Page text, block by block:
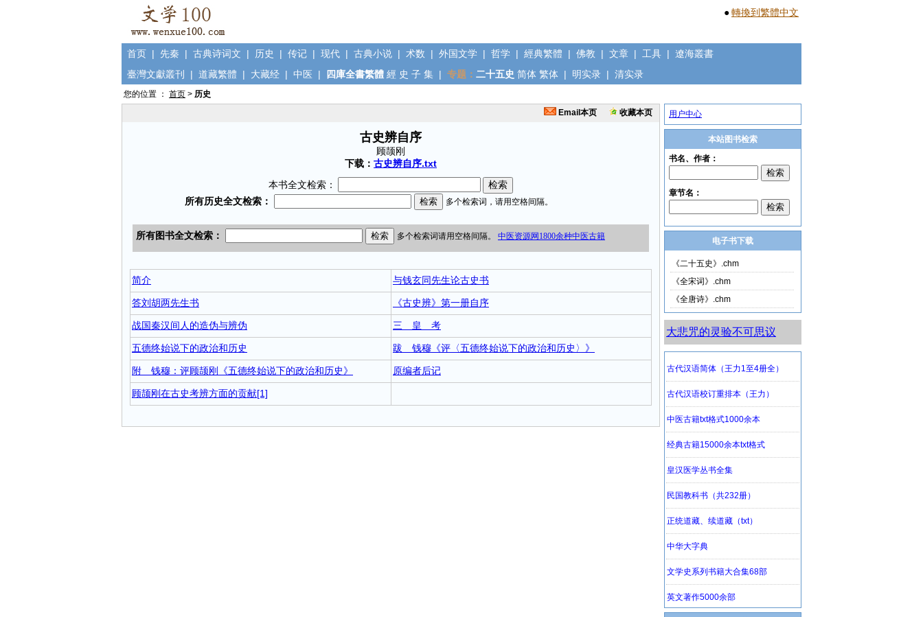
●轉換到繁體中文
首页 | 先秦 | 古典诗词文 | 历史 | 传记 | 现代 | 古典小说 | 术数 | 外国文学 | 哲学 | 經典繁體 | 佛教 | 文章 | 工具 | 遼海叢書
臺灣文獻叢刊
| 道藏繁體 | 大藏经 | 中医 | 四庫全書繁體 經 史 子 集 | 专题： 二十五史 简体 繁体 | 明实录 | 清实录
您的位置 ： 首页 > 历史
Email本页
收藏本页
古史辨自序
顾颉刚
下载： 古史辨自序.txt
本书全文检索：
简介 与钱玄同先生论古史书
答刘胡两先生书 《古史辨》第一册自序
战国秦汉间人的造伪与辨伪 三 皇 考
五德终始说下的政治和历史 跋 钱穆《评〈五德终始说下的政治和历史〉》
附 钱穆：评顾颉刚《五德终始说下的政治和历史》 原编者后记
顾颉刚在古史考辨方面的贡献[1]
用户中心
本站图书检索
电子书下载
《二十五史》.chm
《全宋词》.chm
《全唐诗》.chm
大悲咒的灵验不可思议